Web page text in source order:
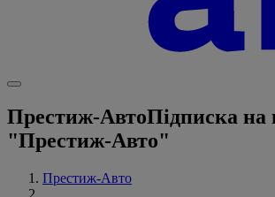
Престиж-АвтоПідписка на
"Престиж-Авто"
Престиж-Авто